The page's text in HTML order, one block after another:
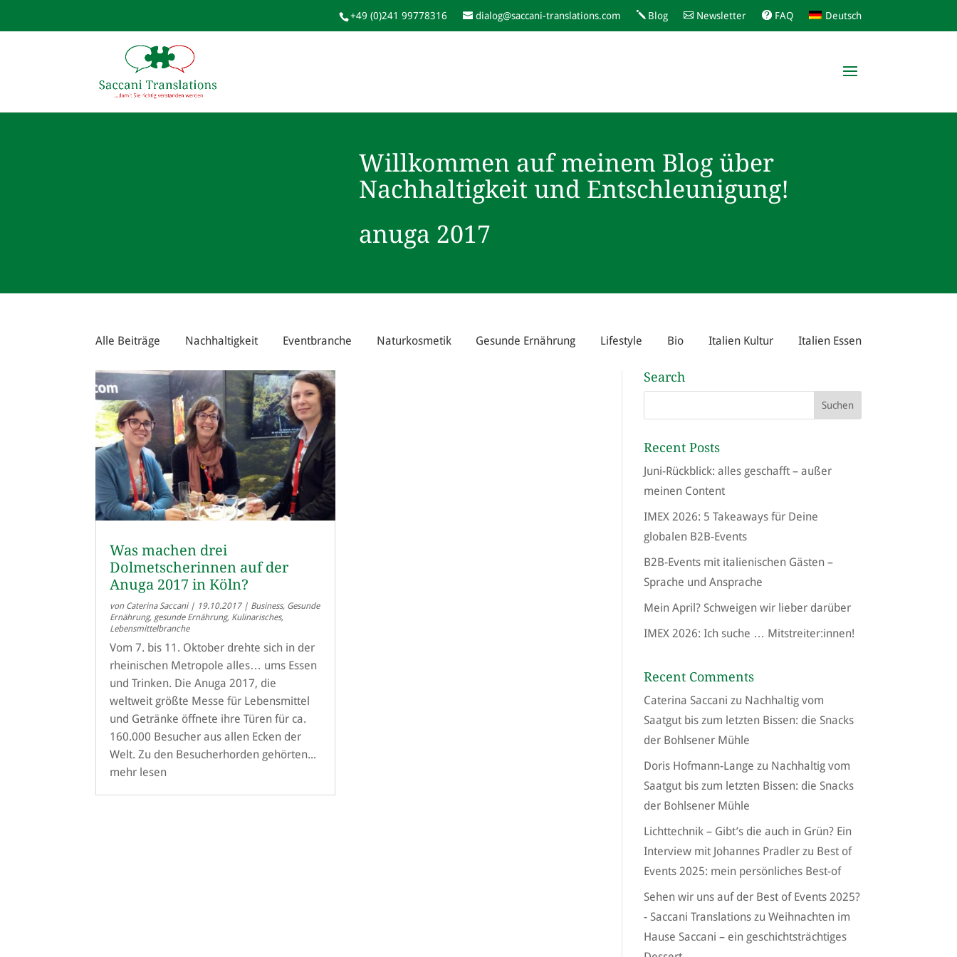
+49 (0)241 99778316 dialog@saccani-translations.com Blog Newsletter FAQ Deutsch
Willkommen auf meinem Blog über
Nachhaltigkeit und Entschleunigung!
anuga 2017
Alle Beiträge Nachhaltigkeit Eventbranche Naturkosmetik Gesunde Ernährung Lifestyle Bio Italien Kultur Italien Essen
Was machen drei
Dolmetscherinnen auf der
Anuga 2017 in Köln?
von Caterina Saccani| 19.10.2017| Business, Gesunde
Ernährung, gesunde Ernährung, Kulinarisches,
Lebensmittelbranche
Vom 7. bis 11. Oktober drehte sich in der
rheinischen Metropole alles… ums Essen
und Trinken. Die Anuga 2017, die
weltweit größte Messe für Lebensmittel
und Getränke öffnete ihre Türen für ca.
160.000 Besucher aus allen Ecken der
Welt. Zu den Besucherhorden gehörten...
mehr lesen
Search
Recent Posts
Juni-Rückblick: alles geschafft – außer
meinen Content
IMEX 2026: 5 Takeaways für Deine
globalen B2B-Events
B2B-Events mit italienischen Gästen –
Sprache und Ansprache
Mein April? Schweigen wir lieber darüber
IMEX 2026: Ich suche … Mitstreiter:innen!
Recent Comments
Caterina Saccani zu Nachhaltig vom
Saatgut bis zum letzten Bissen: die Snacks
der Bohlsener Mühle
Doris Hofmann-Lange zu Nachhaltig vom
Saatgut bis zum letzten Bissen: die Snacks
der Bohlsener Mühle
Lichttechnik – Gibt’s die auch in Grün? Ein
Interview mit Johannes Pradlerzu Best of
Events 2025: mein persönliches Best-of
Sehen wir uns auf der Best of Events 2025?
- Saccani Translationszu Weihnachten im
Hause Saccani – ein geschichtsträchtiges